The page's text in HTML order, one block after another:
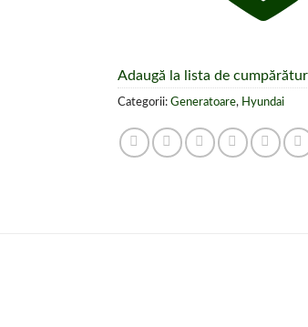
Adaugă la lista de
Categorii: Generatoare, Hyundai